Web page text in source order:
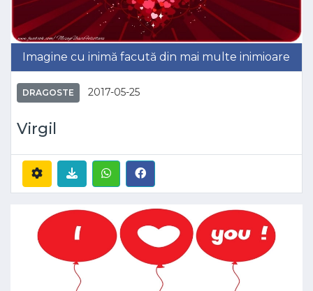
Imagine cu inimă facută din mai multe inimioare
DRAGOSTE 2017-05-25
Virgil